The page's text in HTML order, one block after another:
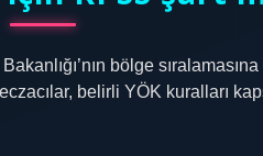
bölge
belirli YÖK kuralları